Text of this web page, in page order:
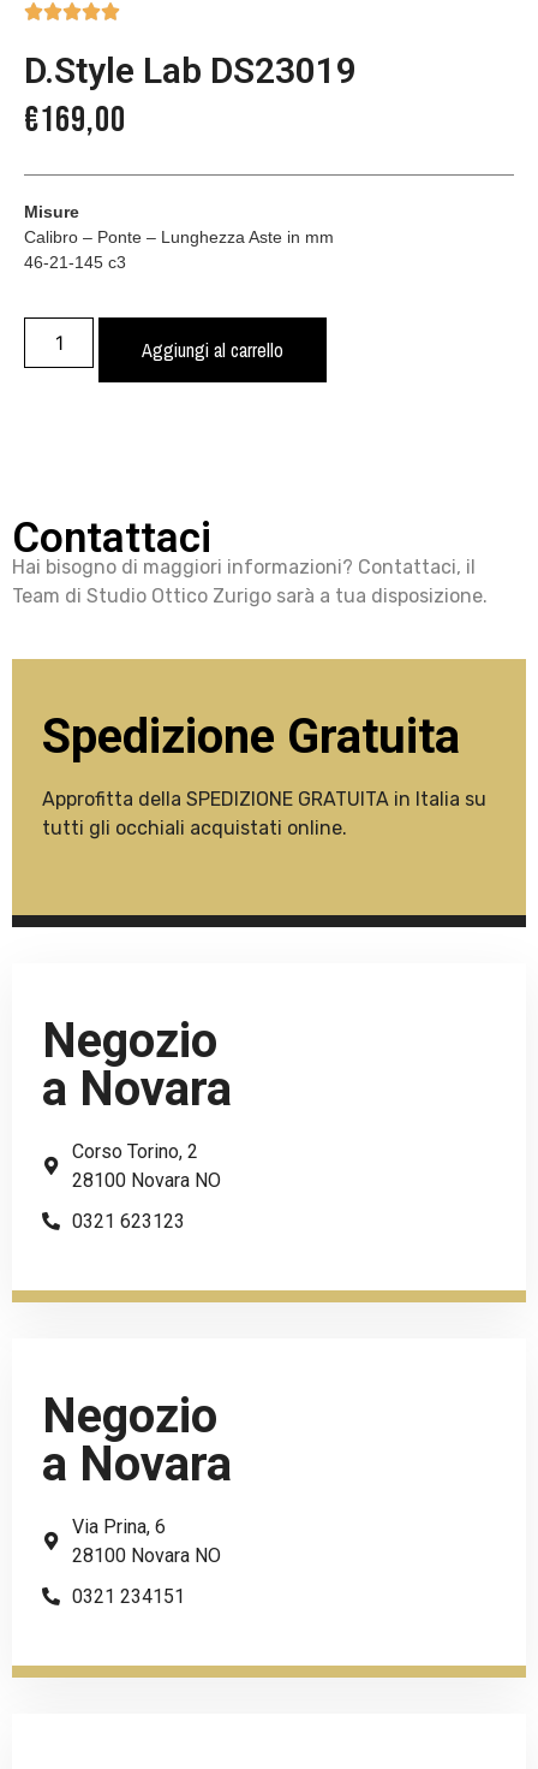

D.Style Lab DS23019
€169,00
Misure
Calibro – Ponte – Lunghezza Aste in mm
46-21-145 c3
Aggiungi al carrello
Contattaci
Hai bisogno di maggiori informazioni? Contattaci, il
Team di Studio Ottico Zurigo sarà a tua disposizione.
Spedizione Gratuita
Approfitta della SPEDIZIONE GRATUITA in Italia su
tutti gli occhiali acquistati online.
Negozio
a Novara
Corso Torino, 2
28100 Novara NO
0321 623123
Negozio
a Novara
Via Prina, 6
28100 Novara NO
0321 234151